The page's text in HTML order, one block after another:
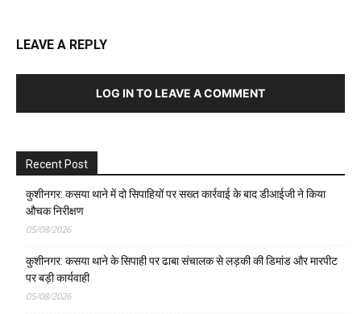
LEAVE A REPLY
LOG IN TO LEAVE A COMMENT
Recent Post
कुशीनगर: कसया थाने में दो सिपाहियों पर सख्त कार्रवाई के बाद डीआईजी ने किया
औचक निरीक्षण
05/08/2026
कुशीनगर: कसया थाने के सिपाही पर ढाबा संचालक से लड़की की डिमांड और मारपीट
पर बड़ी कार्यवाही
05/08/2026